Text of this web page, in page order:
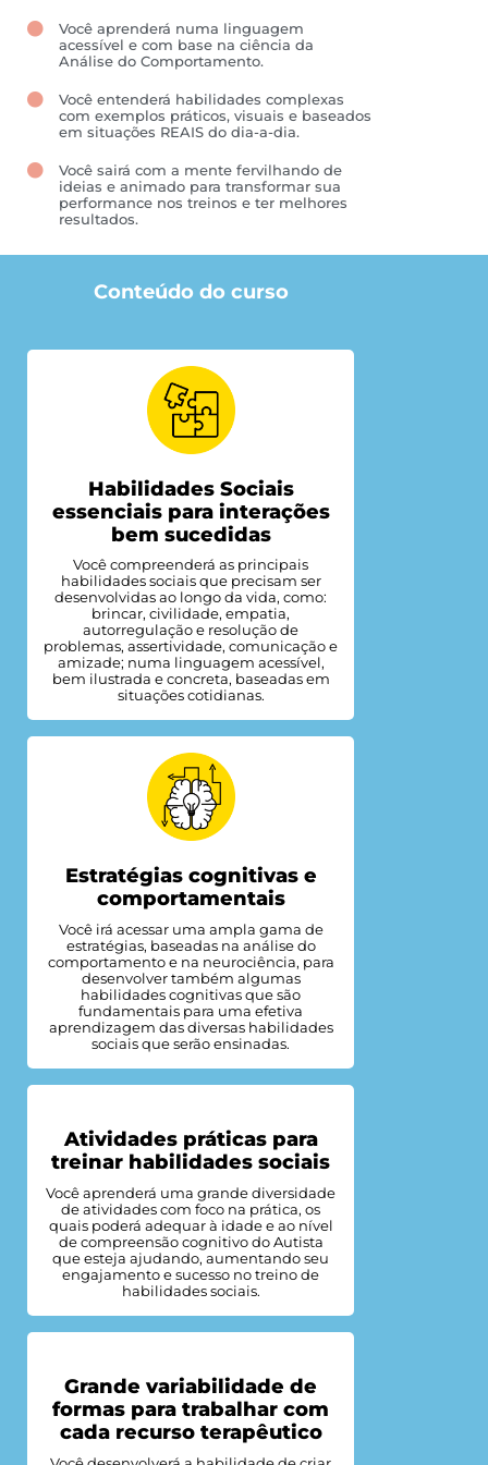
Você aprenderá numa linguagem
acessível e com base na ciência da
Análise do Comportamento.
Você entenderá habilidades complexas
com exemplos práticos, visuais e baseados
em situações REAIS do dia-a-dia.
Você sairá com a mente fervilhando de
ideias e animado para transformar sua
performance nos treinos e ter melhores
resultados.
Conteúdo do curso
Habilidades Sociais
essenciais para interações
bem sucedidas
Você compreenderá as principais
habilidades sociais que precisam ser
desenvolvidas ao longo da vida, como:
brincar, civilidade, empatia,
autorregulação e resolução de
problemas, assertividade, comunicação e
amizade; numa linguagem acessível,
bem ilustrada e concreta, baseadas em
situações cotidianas.
Estratégias cognitivas e
comportamentais
Você irá acessar uma ampla gama de
estratégias, baseadas na análise do
comportamento e na neurociência, para
desenvolver também algumas
habilidades cognitivas que são
fundamentais para uma efetiva
aprendizagem das diversas habilidades
sociais que serão ensinadas.
Atividades práticas para
treinar habilidades sociais
Você aprenderá uma grande diversidade
de atividades com foco na prática, os
quais poderá adequar à idade e ao nível
de compreensão cognitivo do Autista
que esteja ajudando, aumentando seu
engajamento e sucesso no treino de
habilidades sociais.
Grande variabilidade de
formas para trabalhar com
cada recurso terapêutico